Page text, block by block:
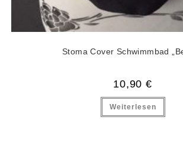
Stoma Cover Schwimmbad
10,90 €
Weiterlesen